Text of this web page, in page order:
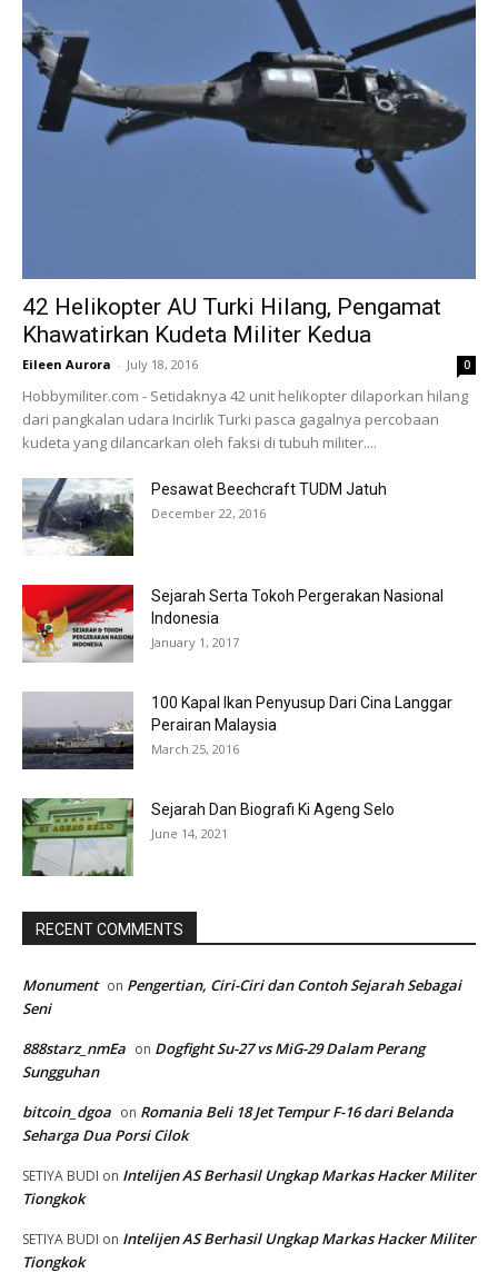
42 Helikopter AU Turki Hilang, Pengamat
Khawatirkan Kudeta Militer Kedua
Eileen Aurora - July 18, 2016 0
Hobbymiliter.com - Setidaknya 42 unit helikopter dilaporkan hilang
dari pangkalan udara Incirlik Turki pasca gagalnya percobaan
kudeta yang dilancarkan oleh faksi di tubuh militer....
Pesawat Beechcraft TUDM Jatuh
December 22, 2016
Sejarah Serta Tokoh Pergerakan Nasional
Indonesia
January 1, 2017
100 Kapal Ikan Penyusup Dari Cina Langgar
Perairan Malaysia
March 25, 2016
Sejarah Dan Biografi Ki Ageng Selo
June 14, 2021
RECENT COMMENTS
Monument on Pengertian, Ciri-Ciri dan Contoh Sejarah Sebagai
Seni
888starz_nmEa on Dogfight Su-27 vs MiG-29 Dalam Perang
Sungguhan
bitcoin_dgoa on Romania Beli 18 Jet Tempur F-16 dari Belanda
Seharga Dua Porsi Cilok
SETIYA BUDI on Intelijen AS Berhasil Ungkap Markas Hacker Militer
Tiongkok
SETIYA BUDI on Intelijen AS Berhasil Ungkap Markas Hacker Militer
Tiongkok